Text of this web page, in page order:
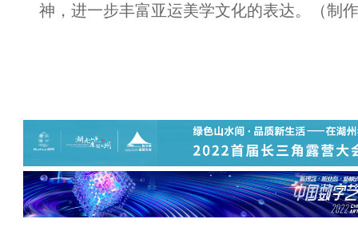
神，进一步丰富亚运美学文化的表达。（制